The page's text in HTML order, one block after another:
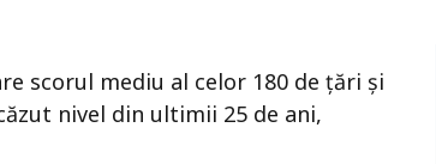
scorul mediu al celor 180 de țări și
nivel din ultimii 25 de ani,